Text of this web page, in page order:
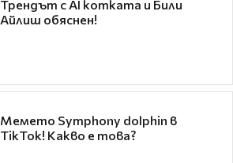
Трендът с AI котката и Били
Айлиш обяснен!
Мемето Symphony dolphin в
TikTok! Какво е това?